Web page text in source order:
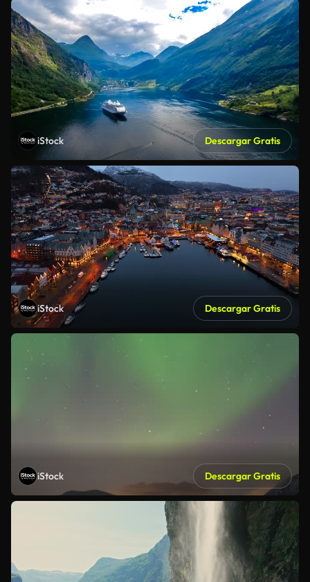
iStock Descargar Gratis
iStock Descargar Gratis
iStock Descargar Gratis